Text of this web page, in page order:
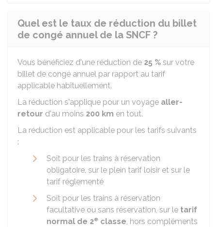
Quel est le taux de réduction du billet
de congé annuel de la SNCF ?
Vous bénéficiez d'une réduction de 25 % sur votre
billet de congé annuel par rapport au tarif
applicable habituellement.
La réduction s'applique pour un voyage aller-
retour d'au moins 200 km en tout.
La réduction est applicable pour les tarifs suivants
:
Soit pour les trains à réservation
obligatoire, sur le plein tarif loisir et sur le
tarif réglementé
Soit pour les trains à réservation
facultative ou sans réservation, sur le tarif
normal de 2e classe, hors compléments